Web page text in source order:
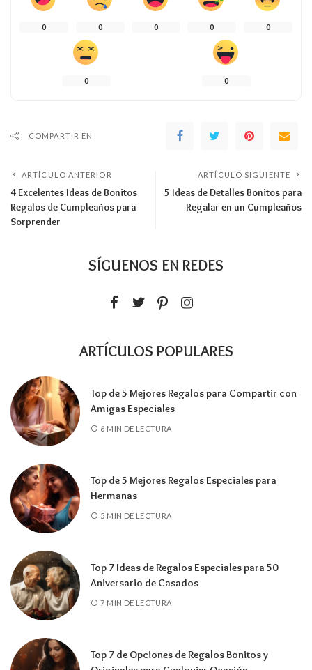
0 0 0 0 0
0 0
COMPARTIR EN
ARTÍCULO ANTERIOR
4 Excelentes Ideas de Bonitos
Regalos de Cumpleaños para
Sorprender
ARTÍCULO SIGUIENTE
5 Ideas de Detalles Bonitos para
Regalar en un Cumpleaños
SÍGUENOS EN REDES
ARTÍCULOS POPULARES
Top de 5 Mejores Regalos para Compartir con
Amigas Especiales
6 MIN DE LECTURA
Top de 5 Mejores Regalos Especiales para
Hermanas
5 MIN DE LECTURA
Top 7 Ideas de Regalos Especiales para 50
Aniversario de Casados
7 MIN DE LECTURA
Top 7 de Opciones de Regalos Bonitos y